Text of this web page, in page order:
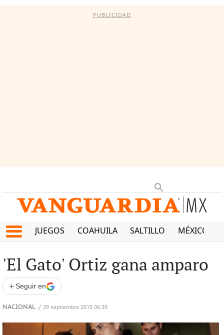
PUBLICIDAD
JUEGOS COAHUILA SALTILLO MÉXICO
'El Gato' Ortiz gana amparo
+ Seguir en
NACIONAL / 29 septiembre 2015 06:39